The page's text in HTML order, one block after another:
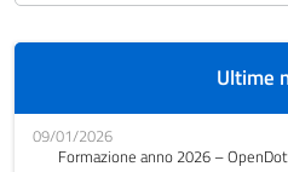
Ultime
09/01/2026
Formazione anno 2026 –